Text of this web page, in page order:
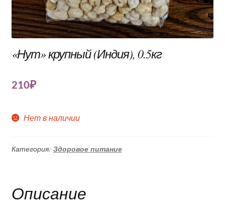
«Нут» крупный (Индия), 0.5кг
210₽
Нет в наличии
Категория: Здоровое питание
Описание